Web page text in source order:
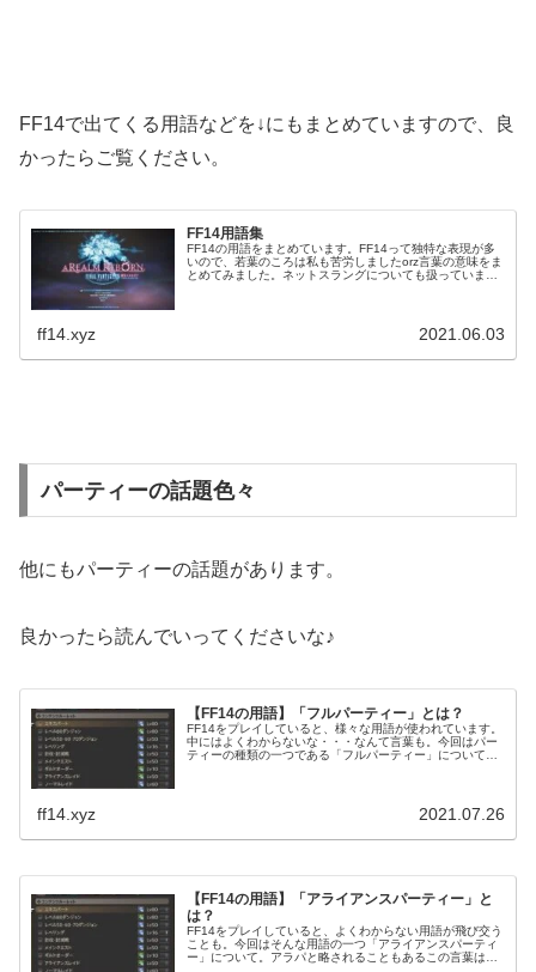
FF14で出てくる用語などを↓にもまとめていますので、良
かったらご覧ください。
FF14用語集
FF14の用語をまとめています。FF14って独特な表現が多
いので、若葉のころは私も苦労しましたorz言葉の意味をま
とめてみました。ネットスラングについても扱っています
ff14.xyz 2021.06.03
パーティーの話題色々
他にもパーティーの話題があります。
良かったら読んでいってくださいな♪
【FF14の用語】「フルパーティー」とは？
FF14をプレイしていると、様々な用語が使われています。
中にはよくわからないな・・・なんて言葉も。今回はパー
ティーの種類の一つである「フルパーティー」について。
ff14.xyz 2021.07.26
【FF14の用語】「アライアンスパーティー」と
は？
FF14をプレイしていると、よくわからない用語が飛び交う
ことも。今回はそんな用語の一つ「アライアンスパーティ
ー」について。アラパと略されることもあるこの言葉は、